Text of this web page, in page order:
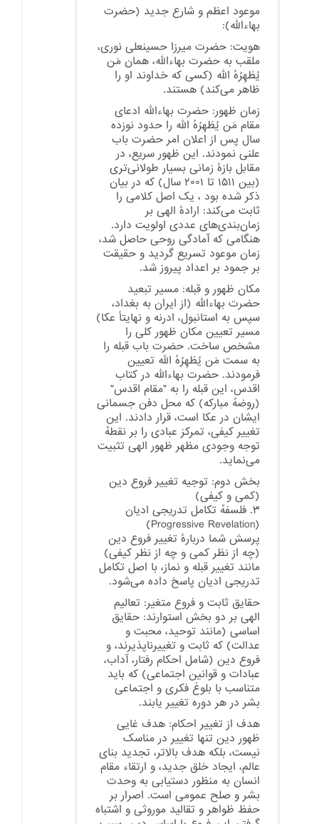
موعود اعظم و شارع جدید (حضرت
بهاءالله):
هویت: حضرت میرزا حسینعلی نوری،
ملقب به حضرت بهاءالله، همان مَن
یُظهِرُهُ الله (کسی که خداوند او را
ظاهر می‌کند) هستند.
زمان ظهور: حضرت بهاءالله ادعای
مقام مَن یُظهِرُهُ الله را حدود نوزده
سال پس از اعلان امر حضرت باب
علنی نمودند. این ظهور سریع، در
مقابل بازهٔ زمانی بسیار طولانی‌تری
(بین ۱۵۱۱ تا ۲۰۰۱ سال) که در بیان
ذکر شده بود ، یک اصل کلامی را
ثابت می‌کند: ارادهٔ الهی بر
زمان‌بندی‌های عددی اولویت دارد.
هنگامی که آمادگی روحی حاصل شد،
زمان موعود تسریع گردید و حقیقت
بر جمود بر اعداد پیروز شد.
مکان ظهور و قبله: مسیر تبعید
حضرت بهاءالله (از ایران به بغداد،
سپس به استانبول، ادرنه و نهایتاً عکا)
مسیر تعیین مکان ظهور کلی را
مشخص ساخت. حضرت باب قبله را
به سمت مَن یُظهِرُهُ الله تعیین
فرمودند. حضرت بهاءالله در کتاب
اقدس، این قبله را به "مقام اقدس"
(روضهٔ مبارکه) که محل دفن جسمانی
ایشان در عکا است، قرار دادند. این
تغییر کیفی، تمرکز عبادی را بر نقطهٔ
توجه وجودی مظهر ظهور الهی تثبیت
می‌نماید.
بخش دوم: توجیه تغییر فروع دین
(کمی و کیفی)
۳. فلسفهٔ تکامل تدریجی ادیان
(Progressive Revelation)
پرسش شما دربارهٔ تغییر فروع دین
(چه از نظر کمی و چه از نظر کیفی)
مانند تغییر قبله و نماز، با اصل تکامل
تدریجی ادیان پاسخ داده می‌شود.
حقایق ثابت و فروع متغیر: تعالیم
الهی بر دو بخش استوارند: حقایق
اساسی (مانند توحید، محبت و
عدالت) که ثابت و تغییرناپذیرند، و
فروع دین (شامل احکام رفتار، آداب،
عبادات و قوانین اجتماعی) که باید
متناسب با بلوغ فکری و اجتماعی
بشر در هر دوره تغییر یابند.
هدف از تغییر احکام: هدف غایی
ظهور دین تنها تغییر در مناسک
نیست، بلکه هدف بالاتر، تجدید بنای
عالم، ایجاد خلق جدید، و ارتقاء مقام
انسان به منظور دستیابی به وحدت
بشر و صلح عمومی است. اصرار بر
حفظ ظواهر و تقالید موروثی و اشتباه